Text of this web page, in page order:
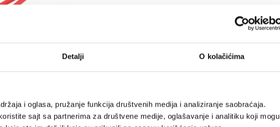
Detalji O kolačićima
i oglasa, pružanje funkcija društvenih medija i analiziranje saobraćaja.
sajt sa partnerima za društvene medije, oglašavanje i analitiku koji mogu
Hepta-rods Maple Pair Heavy duty rutes with heat-shrink coated grip
Na stanju